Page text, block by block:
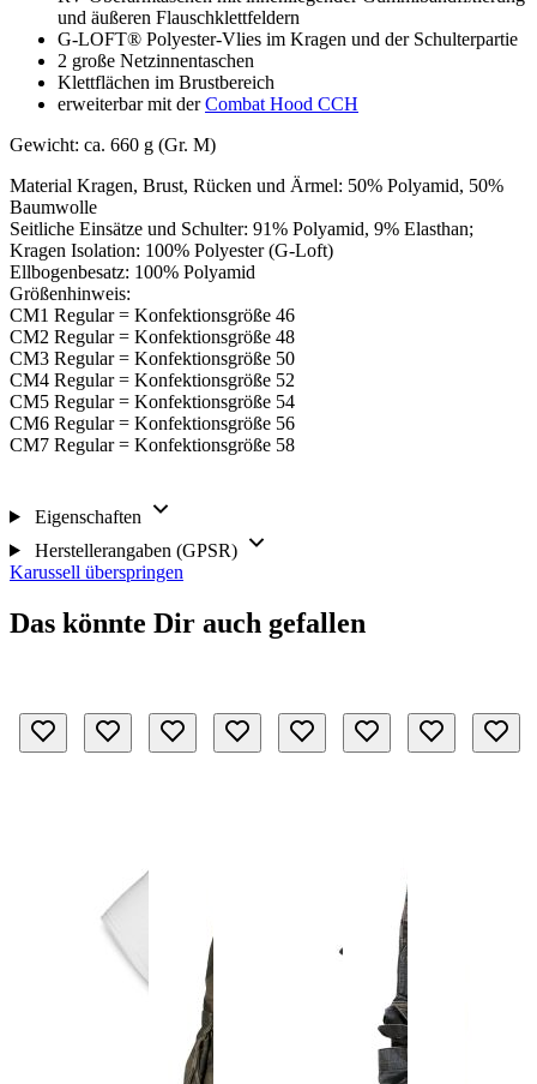
und äußeren Flauschklettfeldern
G-LOFT® Polyester-Vlies im Kragen und der Schulterpartie
2 große Netzinnentaschen
Klettflächen im Brustbereich
erweiterbar mit derCombat Hood CCH
Gewicht: ca. 660 g (Gr. M)
Material Kragen, Brust, Rücken und Ärmel: 50% Polyamid, 50%
Baumwolle
Seitliche Einsätze und Schulter: 91% Polyamid, 9% Elasthan;
Kragen Isolation: 100% Polyester (G-Loft)
Ellbogenbesatz: 100% Polyamid
Größenhinweis:
CM1 Regular = Konfektionsgröße 46
CM2 Regular = Konfektionsgröße 48
CM3 Regular = Konfektionsgröße 50
CM4 Regular = Konfektionsgröße 52
CM5 Regular = Konfektionsgröße 54
CM6 Regular = Konfektionsgröße 56
CM7 Regular = Konfektionsgröße 58
Eigenschaften
Herstellerangaben (GPSR)
Karussell überspringen
Das könnte Dir auch gefallen